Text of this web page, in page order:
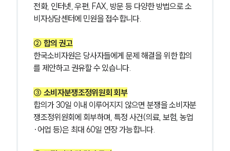
소식/자료
법률 블로그
법률서식
뉴스레터/브로슈어
세미나
대륜법률상담예약
전화, 인터넷, 우편, FAX, 방문 등 다양한 방법으로 소
비자상담센터에 민원을 접수합니다.
② 합의 권고
한국소비자원은 당사자들에게 문제 해결을 위한 합의
를 제안하고 권유할 수 있습니다.
③ 소비자분쟁조정위원회 회부
합의가 30일 이내 이루어지지 않으면 분쟁을 소비자분
쟁조정위원회에 회부하며, 특정 사건(의료, 보험, 농업
·어업 등)은 최대 60일 연장 가능합니다.